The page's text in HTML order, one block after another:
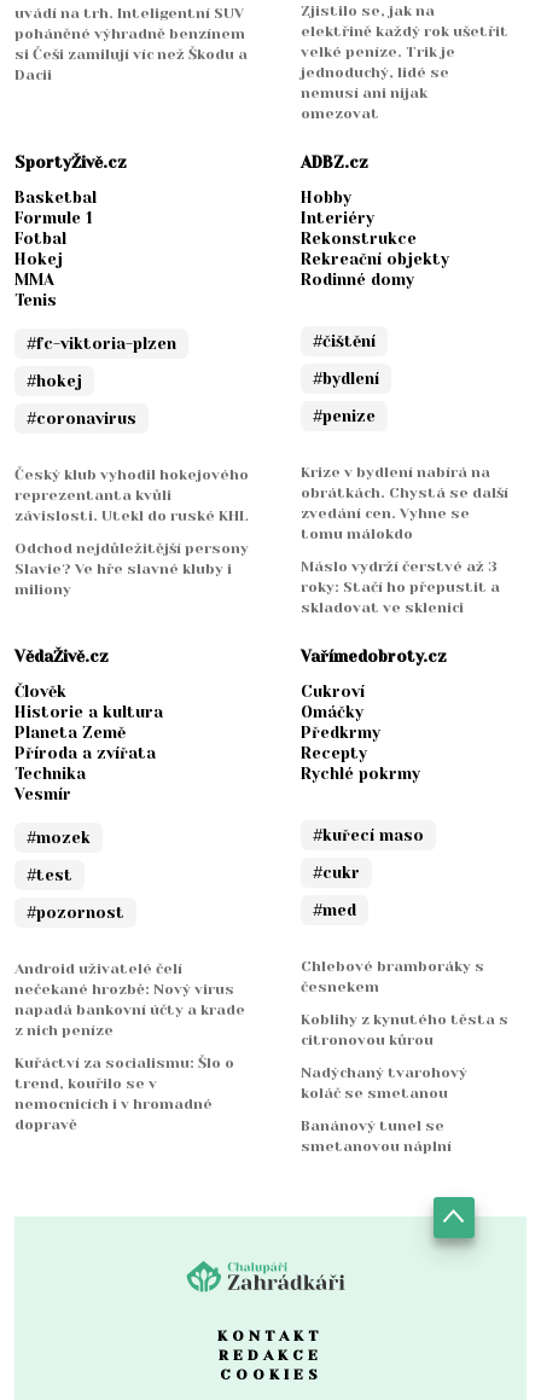
uvádí na trh. Inteligentní SUV
poháněné výhradně benzínem
si Češi zamilují víc než Škodu a
Dacii
Zjistilo se, jak na
elektřině každý rok ušetřit
velké peníze. Trik je
jednoduchý, lidé se
nemusí ani nijak
omezovat
SportyŽivě.cz
Basketbal
Formule 1
Fotbal
Hokej
MMA
Tenis
#fc-viktoria-plzen
#hokej
#coronavirus
Český klub vyhodil hokejového
reprezentanta kvůli
závislosti. Utekl do ruské KHL
Odchod nejdůležitější persony
Slavie? Ve hře slavné kluby i
miliony
ADBZ.cz
Hobby
Interiéry
Rekonstrukce
Rekreační objekty
Rodinné domy
#čištění
#bydlení
#penize
Krize v bydlení nabírá na
obrátkách. Chystá se další
zvedání cen. Vyhne se
tomu málokdo
Máslo vydrží čerstvé až 3
roky: Stačí ho přepustit a
skladovat ve sklenici
VědaŽivě.cz
Člověk
Historie a kultura
Planeta Země
Příroda a zvířata
Technika
Vesmír
#mozek
#test
#pozornost
Android uživatelé čelí
nečekané hrozbě: Nový virus
napadá bankovní účty a krade
z nich peníze
Kuřáctví za socialismu: Šlo o
trend, kouřilo se v
nemocnicích i v hromadné
dopravě
Vařímedobroty.cz
Cukroví
Omáčky
Předkrmy
Recepty
Rychlé pokrmy
#kuřecí maso
#cukr
#med
Chlebové bramboráky s
česnekem
Koblihy z kynutého těsta s
citronovou kůrou
Nadýchaný tvarohový
koláč se smetanou
Banánový tunel se
smetanovou náplní
KONTAKT
REDAKCE
COOKIES